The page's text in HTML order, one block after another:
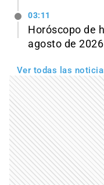
03:11
Horóscopo de
agosto de 2026
Ver todas las